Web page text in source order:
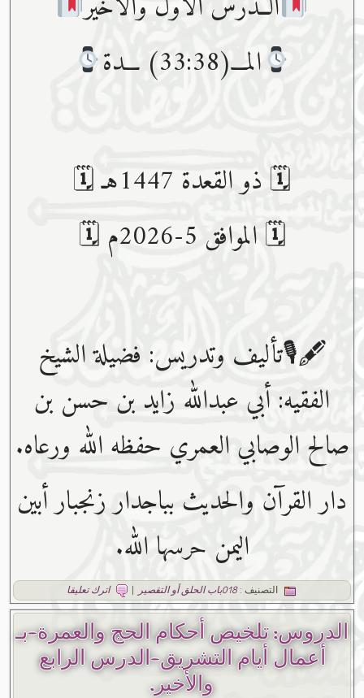
المـــ(33:38) ـــدة
🗓 ذو القعدة 1447هـ 🗓
🗓 الموافق 5-2026م 🗓
🖋🎙تأليف وتدريس: فضيلة الشيخ
الفقيه: أبي عبدﷲ زايد بن حسن بن
صالح الوصابي العمري حفظه ﷲ ورعاه.
دار القرآن والحديث بباجدار زنجبار أبين
اليمن حرسها الله.
التصنيف :018باب الحلق أو التقصير | اترك تعليقا
الدروس: تلخيص أحكام الحج والعمرة-بـ
أعمال أيام التشريق-الدرس الرابع
والأخير.